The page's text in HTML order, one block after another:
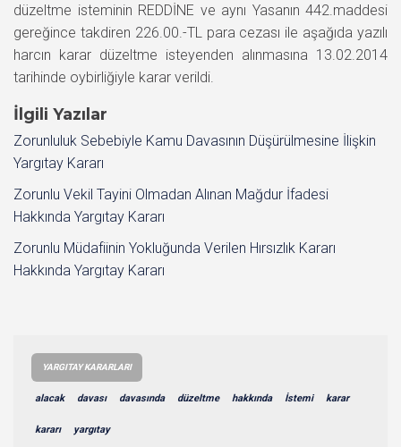
düzeltme isteminin REDDİNE ve aynı Yasanın 442.maddesi
gereğince takdiren 226.00.-TL para cezası ile aşağıda yazılı
harcın karar düzeltme isteyenden alınmasına 13.02.2014
tarihinde oybirliğiyle karar verildi.
İlgili Yazılar
Zorunluluk Sebebiyle Kamu Davasının Düşürülmesine İlişkin
Yargıtay Kararı
Zorunlu Vekil Tayini Olmadan Alınan Mağdur İfadesi
Hakkında Yargıtay Kararı
Zorunlu Müdafiinin Yokluğunda Verilen Hırsızlık Kararı
Hakkında Yargıtay Kararı
YARGITAY KARARLARI
alacak davası davasında düzeltme hakkında İstemi karar
kararı yargıtay